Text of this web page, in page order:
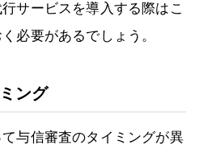
サービスを導入する際はこ
必要があるでしょう。
ング
与信審査のタイミングが異